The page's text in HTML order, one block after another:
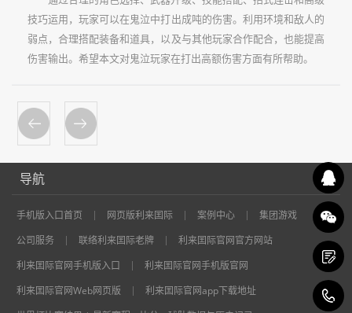
技巧运用，玩家可以在鬼泣中打出成吨的伤害。利用环境和敌人的
弱点，合理搭配装备和道具，以及与其他玩家合作配合，也能提高
伤害输出。希望本文对鬼泣玩家在打出高额伤害方面有所帮助。
导航
手机版入口首页 网页版利来囯际 案例中心
集团游戏
公司服务
联络利来囯际老牌
利来囯际官网官方网站
利来囯际官网手机版入口
利来囯际官网手机版官网
利来囯际官网Web网页版
利来囯际官网app下载地址